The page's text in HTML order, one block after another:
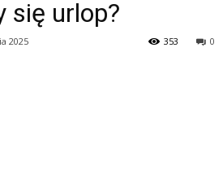
się urlop?
2025 0
353